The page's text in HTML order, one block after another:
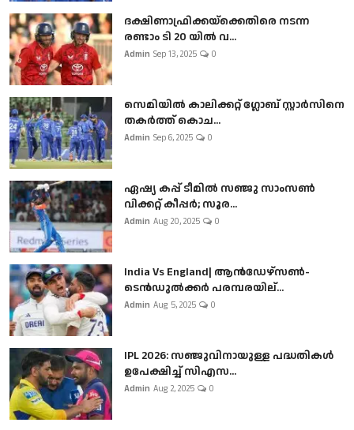
ദക്ഷിണാഫ്രിക്കയ്‌ക്കെതിരെ നടന്ന
രണ്ടാം ടി 20 യിൽ വ...
Admin Sep 13, 2025 0
സെമിയിൽ കാലിക്കറ്റ് ഗ്ലോബ് സ്റ്റാർസിനെ
തകർത്ത് കൊച...
Admin Sep 6, 2025 0
ഏഷ്യ കപ്പ് ടീമിൽ സഞ്ജു സാംസൺ
വിക്കറ്റ് കീപ്പർ; സൂര...
Admin Aug 20, 2025 0
India Vs England| ആൻഡേഴ്സൺ-
ടെൻഡുല്‍ക്കർ പരമ്പരയില്...
Admin Aug 5, 2025 0
IPL 2026: സഞ്ജുവിനായുള്ള പദ്ധതികൾ
ഉപേക്ഷിച്ച് സിഎസ...
Admin Aug 2, 2025 0